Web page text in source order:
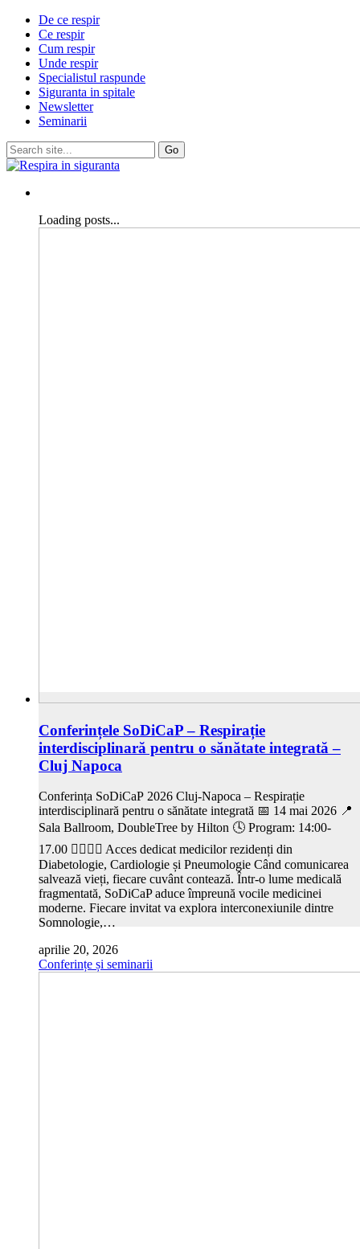
De ce respir
Ce respir
Cum respir
Unde respir
Specialistul raspunde
Siguranta in spitale
Newsletter
Seminarii
Loading posts...
Conferințele SoDiCaP – Respirație
interdisciplinară pentru o sănătate integrată –
Cluj Napoca
Conferința SoDiCaP 2026 Cluj-Napoca – Respirație
interdisciplinară pentru o sănătate integrată 📅 14 mai 2026 📍
Sala Ballroom, DoubleTree by Hilton 🕓 Program: 14:00-
17.00 👩‍⚕️👨‍⚕️ Acces dedicat medicilor rezidenți din
Diabetologie, Cardiologie și Pneumologie Când comunicarea
salvează vieți, fiecare cuvânt contează. Într-o lume medicală
fragmentată, SoDiCaP aduce împreună vocile medicinei
moderne. Fiecare invitat va explora interconexiunile dintre
Somnologie,…
aprilie 20, 2026
Conferințe și seminarii